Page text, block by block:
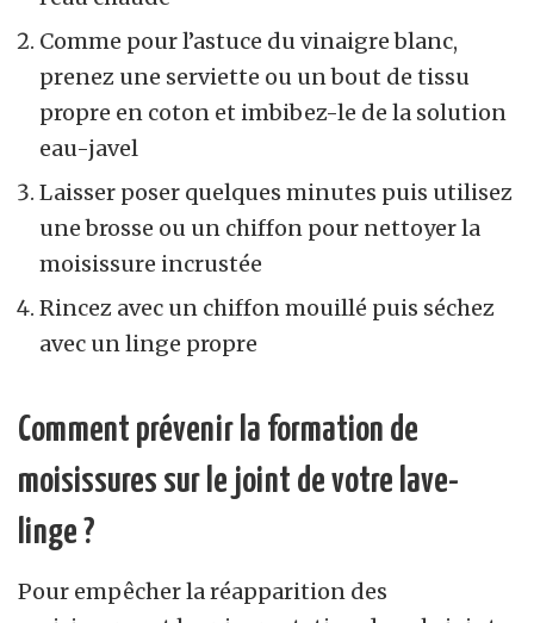
Comme pour l’astuce du vinaigre blanc,
prenez une serviette ou un bout de tissu
propre en coton et imbibez-le de la solution
eau-javel
Laisser poser quelques minutes puis utilisez
une brosse ou un chiffon pour nettoyer la
moisissure incrustée
Rincez avec un chiffon mouillé puis séchez
avec un linge propre
Comment prévenir la formation de
moisissures sur le joint de votre lave-
linge ?
Pour empêcher la réapparition des